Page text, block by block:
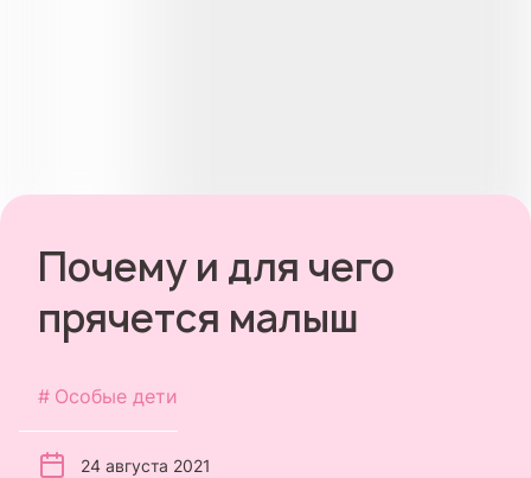
Почему и для чего
прячется малыш
Особые дети
24 августа 2021